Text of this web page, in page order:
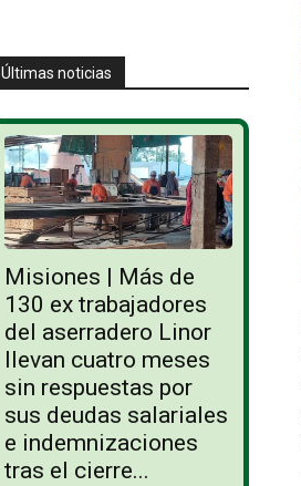
Últimas noticias
Misiones | Más de
130 ex trabajadores
del aserradero Linor
llevan cuatro meses
sin respuestas por
sus deudas salariales
e indemnizaciones
tras el cierre...